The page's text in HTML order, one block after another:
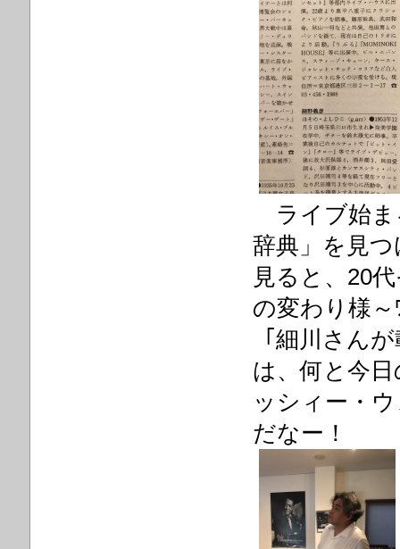
ライブ始ま
辞典」を見
見ると、20
の変わり様～
「細川さん
は、何と今
ッシィー・
だなー！